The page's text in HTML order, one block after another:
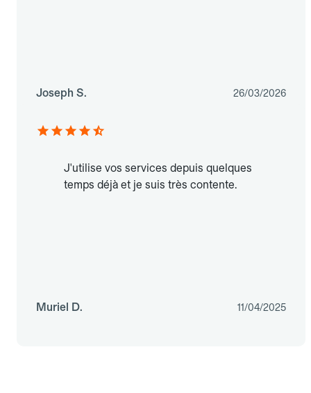
Joseph S. 26/03/2026
J'utilise vos services depuis quelques
temps déjà et je suis très contente.
Muriel D. 11/04/2025